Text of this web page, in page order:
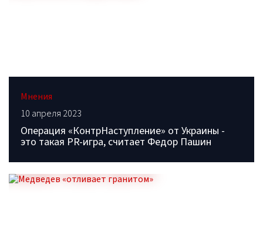
Мнения
10 апреля 2023
Операция «КонтрНаступление» от Украины -
это такая PR-игра, считает Федор Пашин